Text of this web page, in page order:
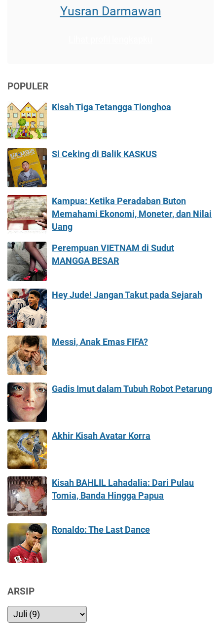
Yusran Darmawan
POPULER
Kisah Tiga Tetangga Tionghoa
Si Ceking di Balik KASKUS
Kampua: Ketika Peradaban Buton
Memahami Ekonomi, Moneter, dan Nilai
Uang
Perempuan VIETNAM di Sudut
MANGGA BESAR
Hey Jude! Jangan Takut pada Sejarah
Messi, Anak Emas FIFA?
Gadis Imut dalam Tubuh Robot Petarung
Akhir Kisah Avatar Korra
Kisah BAHLIL Lahadalia: Dari Pulau
Tomia, Banda Hingga Papua
Ronaldo: The Last Dance
ARSIP